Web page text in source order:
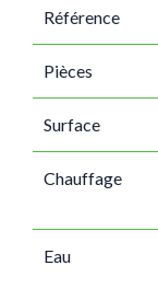
Référence
Pièces
Surface
Chauffage
Eau